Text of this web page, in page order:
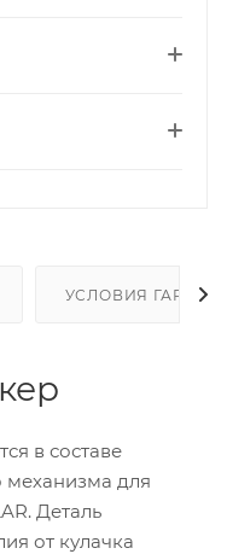
УСЛОВИЯ
в составе
для
Деталь
от кулачка